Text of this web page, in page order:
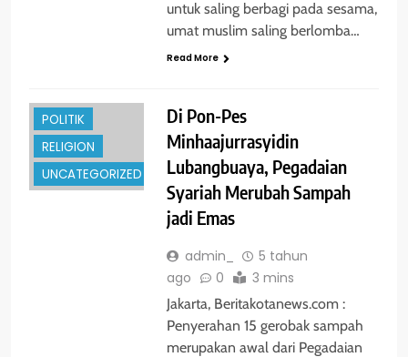
untuk saling berbagi pada sesama,
umat muslim saling berlomba…
Read More
POLITIK
RELIGION
UNCATEGORIZED
Di Pon-Pes
Minhaajurrasyidin
Lubangbuaya, Pegadaian
Syariah Merubah Sampah
jadi Emas
admin_
5 tahun
ago
0 3 mins
Jakarta, Beritakotanews.com :
Penyerahan 15 gerobak sampah
merupakan awal dari Pegadaian